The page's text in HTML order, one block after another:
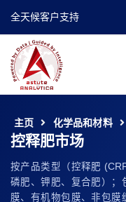
全天候客户支持
主页 化学品和材料
控释肥市场
按产品类型（控释肥
磷肥、钾肥、复合肥）；
膜、有机物包膜、非包膜